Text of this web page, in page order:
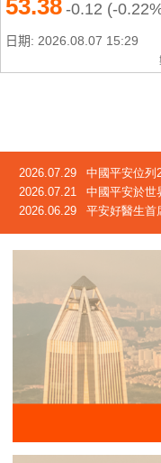
2026.07.29
中國平安位列
2026.07.21
中國平安於世界
2026.06.29
平安好醫生首席執行官